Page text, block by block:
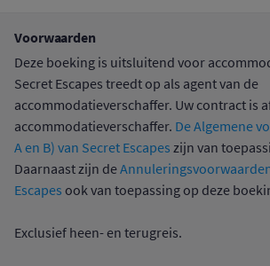
Voorwaarden
Deze boeking is uitsluitend voor
Secret Escapes treedt op als agent van de
accommodatieverschaffer. Uw contract is
accommodatieverschaffer. De Algemene
A en B) van Secret Escapes zijn van
Daarnaast zijn de
Escapes ook van toepassing op deze
Exclusief heen- en terugreis.